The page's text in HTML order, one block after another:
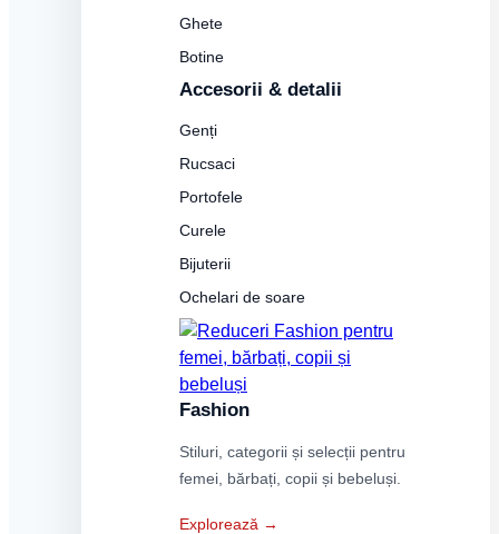
Ghete
Botine
Accesorii & detalii
Genți
Rucsaci
Portofele
Curele
Bijuterii
Ochelari de soare
Fashion
Stiluri, categorii și selecții pentru
femei, bărbați, copii și bebeluși.
Explorează →